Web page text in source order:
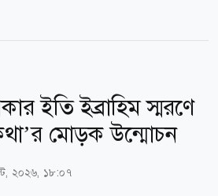
ইতি ইব্রাহিম স্মরণে
মোড়ক উন্মোচন
২০২৬, ১৮:০৭